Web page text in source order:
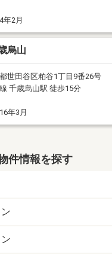
年2月
烏山
世田谷区粕谷1丁目9番26号
千歳烏山駅 徒歩15分
年3月
件情報を探す